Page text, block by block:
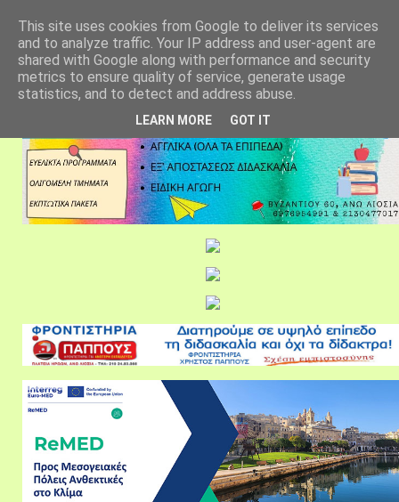
This site uses cookies from Google to deliver its services
and to analyze traffic. Your IP address and user-agent are
shared with Google along with performance and security
metrics to ensure quality of service, generate usage
statistics, and to detect and address abuse.
LEARN MORE GOT IT